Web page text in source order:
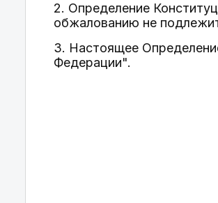
2. Определение
обжалованию не
3. Настоящее
Федерации".